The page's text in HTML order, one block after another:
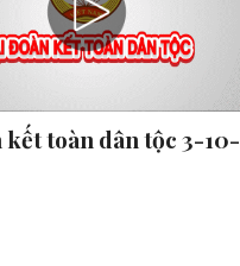
kết toàn dân tộc 3-10-